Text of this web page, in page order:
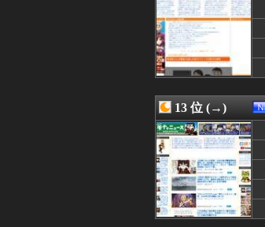
08/08 15:29
08/08 15:15
08/08 15:12
08/08 15:10
08/08 15:08
08/08 15:05
08/08 15:04
08/08 15:03
08/08 15:00
08/08 15:00
08/08 15:00
08/08 15:00
08/08 15:00
08/08 14:57
08/08 14:55
13 位 (→)